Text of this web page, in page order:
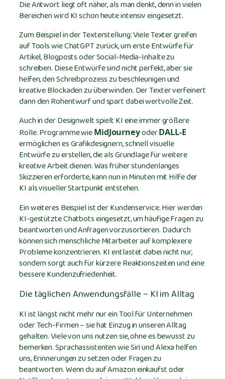
Die Antwort liegt oft näher, als man denkt, denn in vielen
Bereichen wird KI schon heute intensiv eingesetzt.
Zum Beispiel in der Texterstellung: Viele Texter greifen
auf Tools wie ChatGPT zurück, um erste Entwürfe für
Artikel, Blogposts oder Social-Media-Inhalte zu
schreiben. Diese Entwürfe sind nicht perfekt, aber sie
helfen, den Schreibprozess zu beschleunigen und
kreative Blockaden zu überwinden. Der Texter verfeinert
dann den Rohentwurf und spart dabei wertvolle Zeit.
Auch in der Designwelt spielt KI eine immer größere
Rolle. Programme wieMidJourneyoderDALL-E
ermöglichen es Grafikdesignern, schnell visuelle
Entwürfe zu erstellen, die als Grundlage für weitere
kreative Arbeit dienen. Was früher stundenlanges
Skizzieren erforderte, kann nun in Minuten mit Hilfe der
KI als visueller Startpunkt entstehen.
Ein weiteres Beispiel ist der Kundenservice. Hier werden
KI-gestützte Chatbots eingesetzt, um häufige Fragen zu
beantworten und Anfragen vorzusortieren. Dadurch
können sich menschliche Mitarbeiter auf komplexere
Probleme konzentrieren. KI entlastet dabei nicht nur,
sondern sorgt auch für kürzere Reaktionszeiten und eine
bessere Kundenzufriedenheit.
Die täglichen Anwendungsfälle – KI im Alltag
KI ist längst nicht mehr nur ein Tool für Unternehmen
oder Tech-Firmen – sie hat Einzug in unseren Alltag
gehalten. Viele von uns nutzen sie, ohne es bewusst zu
bemerken. Sprachassistenten wie Siri und Alexa helfen
uns, Erinnerungen zu setzen oder Fragen zu
beantworten. Wenn du auf Amazon einkaufst oder